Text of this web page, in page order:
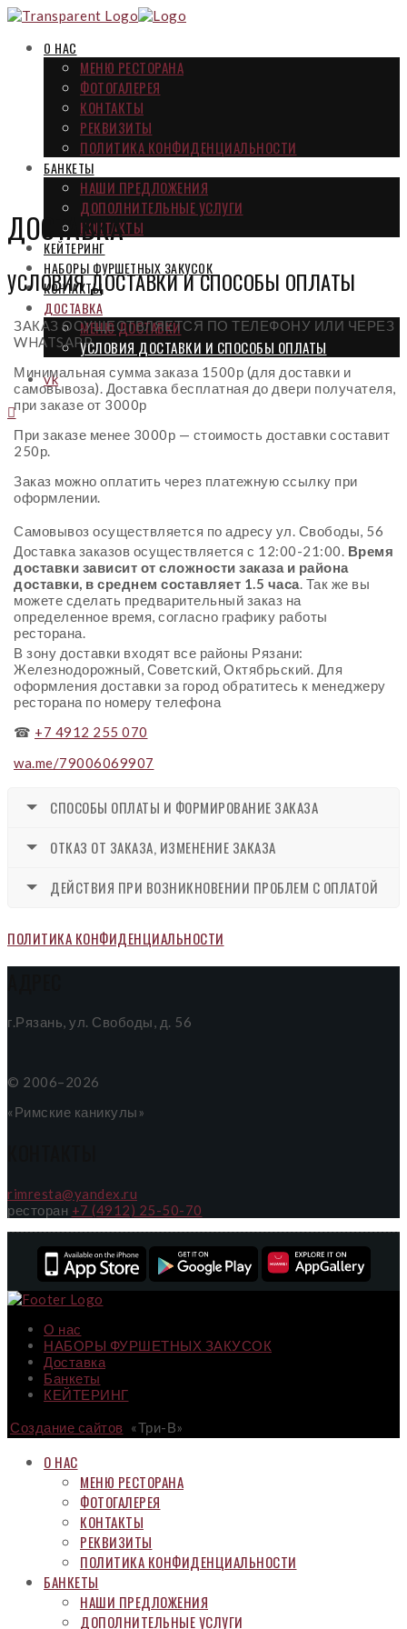
О НАС
МЕНЮ РЕСТОРАНА
ФОТОГАЛЕРЕЯ
КОНТАКТЫ
РЕКВИЗИТЫ
ПОЛИТИКА КОНФИДЕНЦИАЛЬНОСТИ
БАНКЕТЫ
НАШИ ПРЕДЛОЖЕНИЯ
ДОПОЛНИТЕЛЬНЫЕ УСЛУГИ
КОНТАКТЫ
КЕЙТЕРИНГ
НАБОРЫ ФУРШЕТНЫХ ЗАКУСОК
КОНТАКТЫ
ДОСТАВКА
МЕНЮ ДОСТАВКИ
УСЛОВИЯ ДОСТАВКИ И СПОСОБЫ ОПЛАТЫ
vk

ДОСТАВКА
УСЛОВИЯ ДОСТАВКИ И СПОСОБЫ ОПЛАТЫ
ЗАКАЗ ОСУЩЕСТВЛЯЕТСЯ ПО ТЕЛЕФОНУ ИЛИ ЧЕРЕЗ
WHATSAPP.
Минимальная сумма заказа 1500р (для доставки и
самовывоза). Доставка бесплатная до двери получателя,
при заказе от 3000р
При заказе менее 3000р — стоимость доставки составит
250р.
Заказ можно оплатить через платежную ссылку при
оформлении.
Самовывоз осуществляется по адресу ул. Свободы, 56
Доставка заказов осуществляется с 12:00-21:00. Время
доставки зависит от сложности заказа и района
доставки, в среднем составляет 1.5 часа. Так же вы
можете сделать предварительный заказ на
определенное время, согласно графику работы
ресторана.
В зону доставки входят все районы Рязани:
Железнодорожный, Советский, Октябрьский. Для
оформления доставки за город обратитесь к менеджеру
ресторана по номеру телефона
☎ +7 4912 255 070
wa.me/79006069907
СПОСОБЫ ОПЛАТЫ И ФОРМИРОВАНИЕ ЗАКАЗА
ОТКАЗ ОТ ЗАКАЗА, ИЗМЕНЕНИЕ ЗАКАЗА
ДЕЙСТВИЯ ПРИ ВОЗНИКНОВЕНИИ ПРОБЛЕМ С ОПЛАТОЙ
ПОЛИТИКА КОНФИДЕНЦИАЛЬНОСТИ
г.Рязань, ул. Свободы, д. 56
© 2006–2026
«Римские каникулы»
rimresta@yandex.ru
ресторан +7 (4912) 25-50-70
О нас
НАБОРЫ ФУРШЕТНЫХ ЗАКУСОК
Доставка
Банкеты
КЕЙТЕРИНГ
Создание сайтов «Три-В»
О НАС
МЕНЮ РЕСТОРАНА
ФОТОГАЛЕРЕЯ
КОНТАКТЫ
РЕКВИЗИТЫ
ПОЛИТИКА КОНФИДЕНЦИАЛЬНОСТИ
БАНКЕТЫ
НАШИ ПРЕДЛОЖЕНИЯ
ДОПОЛНИТЕЛЬНЫЕ УСЛУГИ